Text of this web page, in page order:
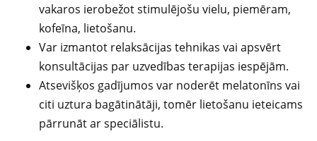
vakaros ierobežot stimulējošu vielu, piemēram,
kofeīna, lietošanu.
Var izmantot relaksācijas tehnikas vai apsvērt
konsultācijas par uzvedības terapijas iespējām.
Atsevišķos gadījumos var noderēt melatonīns vai
citi uztura bagātinātāji, tomēr lietošanu ieteicams
pārrunāt ar speciālistu.